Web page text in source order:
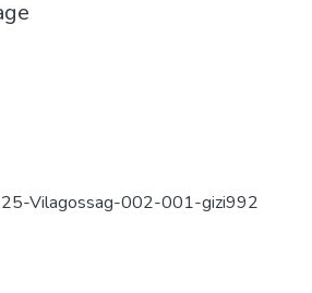
Vilagossag-002-001-gizi992